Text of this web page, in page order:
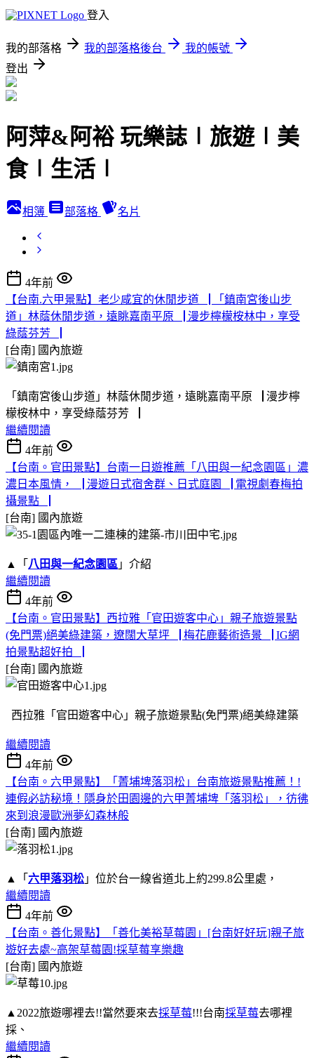
登入
我的部落格 我的部落格後台
我的帳號
登出
阿萍&阿裕 玩樂誌∣旅遊∣美
食∣生活∣
相簿 部落格 名片
4年前
【台南.六甲景點】老少咸宜的休閒步道▕ 「鎮南宮後山步
道」林蔭休閒步道，遠眺嘉南平原▕ 漫步檸檬桉林中，享受
綠蔭芬芳▕
[台南] 國內旅遊
「鎮南宮後山步道」林蔭休閒步道，遠眺嘉南平原▕ 漫步檸
檬桉林中，享受綠蔭芬芳▕
繼續閱讀
4年前
【台南。官田景點】台南一日遊推薦「八田與一紀念園區」濃
濃日本風情，▕ 漫遊日式宿舍群、日式庭園▕ 電視劇春梅拍
攝景點▕
[台南] 國內旅遊
▲「 八田與一紀念園區 」介紹
繼續閱讀
4年前
【台南。官田景點】西拉雅「官田遊客中心」親子旅遊景點
(免門票)絕美綠建築，遼闊大草坪▕ 梅花鹿藝術造景▕ IG網
拍景點超好拍▕
[台南] 國內旅遊
西拉雅「官田遊客中心」親子旅遊景點(免門票)絕美綠建築
繼續閱讀
4年前
【台南。六甲景點】「菁埔埤落羽松」台南旅遊景點推薦！!
連假必訪秘境！隱身於田園邊的六甲菁埔埤「落羽松」，彷彿
來到浪漫歐洲夢幻森林般
[台南] 國內旅遊
▲「 六甲落羽松 」位於台一線省道北上約299.8公里處，
繼續閱讀
4年前
【台南。善化景點】「善化美裕草莓園」[台南好好玩]親子旅
遊好去處~高架草莓園!採草莓享樂趣
[台南] 國內旅遊
▲2022旅遊哪裡去!!當然要來去採草莓!!!台南採草莓去哪裡
採、
繼續閱讀